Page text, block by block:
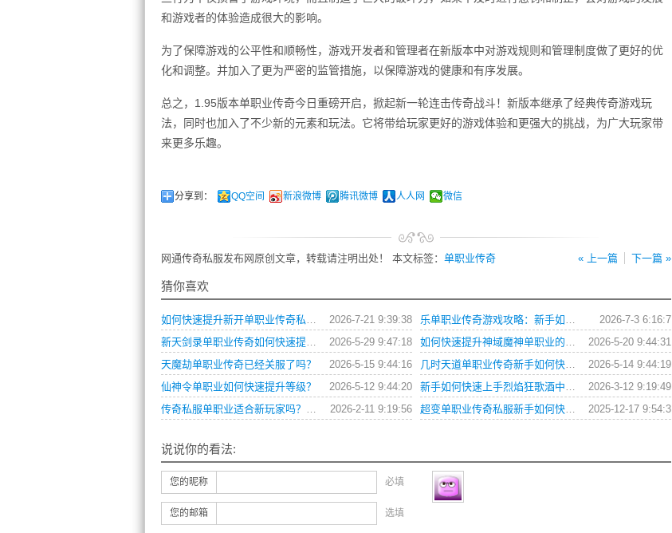
和游戏者的体验造成很大的影响。
为了保障游戏的公平性和顺畅性，游戏开发者和管理者在新版本中对游戏规则和管理制度做了更好的优
化和调整。并加入了更为严密的监管措施，以保障游戏的健康和有序发展。
总之，1.95版本单职业传奇今日重磅开启，掀起新一轮连击传奇战斗！新版本继承了经典传奇游戏玩
法，同时也加入了不少新的元素和玩法。它将带给玩家更好的游戏体验和更强大的挑战，为广大玩家带
来更多乐趣。
分享到： QQ空间 新浪微博 腾讯微博 人人网 微信
« 上一篇 下一篇 »
网通传奇私服发布网原创文章，转载请注明出处！ 本文标签： 单职业传奇
猜你喜欢
2026-7-21 9:39:38
如何快速提升新开单职业传奇私服中的角色战斗力？ 2026-7-3 6:16:7
乐单职业传奇游戏攻略：新手如何快速上手与提升战力？
2026-5-29 9:47:18
新天剑录单职业传奇如何快速提升战力？ 2026-5-20 9:44:31
如何快速提升神域魔神单职业的战斗力？
2026-5-15 9:44:16
天魔劫单职业传奇已经关服了吗？ 2026-5-14 9:44:19
几时天道单职业传奇新手如何快速提升战力？
2026-5-12 9:44:20
仙神令单职业如何快速提升等级？ 2026-3-12 9:19:49
新手如何快速上手烈焰狂歌酒中仙单职业？
2026-2-11 9:19:56
传奇私服单职业适合新玩家吗？上手小技巧都有什么？ 2025-12-17 9:54:3
超变单职业传奇私服新手如何快速提升战力与获取装备？
说说你的看法:
您的昵称 必填
您的邮箱 选填